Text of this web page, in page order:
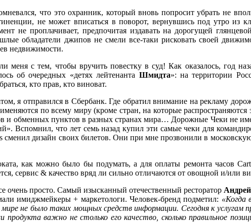
что это охранник, который вновь попросит убрать не
не может вписаться в поворот, вернувшись под утро
не проплачивает, предпочитая издавать на дорогущей
обладатели джипов не смели все-таки рисковать своей
недвижимости.
меня с тем, чтобы вручить повестку в суд! Как оказалось, год
об очередных «детях лейтенанта Шмидта»: на территории
кто прав, кто виноват.
я отправился в Сбербанк. Где обратил внимание на рекламу
по всему миру (кроме стран, на которые
и обменных пунктов в разных странах мира… Дорожные Чеки не
Вспомнил, что лет семь назад купил эти самые чеки для
дизайн своих билетов. Они при мне прозвонили в
как можно было бы подумать, а для оплаты ремонта часов
сервис & качество вряд ли сильно отличаются от овощной и/или
очень просто. Самый изысканный отечественный ресторатор
имиджмейкеры + маркетологи. Человек-бренд подметил: «Когда
не было таких мощных средств информации. Сегодня к услугам
важно не столько его качество, сколько правильное